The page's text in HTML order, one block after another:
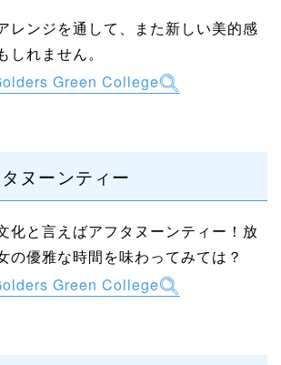
レンジを通して、また新しい美的感
れません。
Green College
ヌーンティー
化と言えばアフタヌーンティー！放
の優雅な時間を味わってみては？
Green College